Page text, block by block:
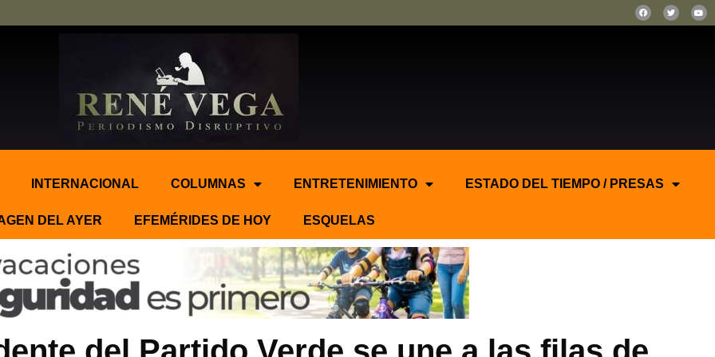
INTERNACIONAL COLUMNAS ENTRETENIMIENTO ESTADO DEL TIEMPO / PRESAS
DEL AYER EFEMÉRIDES DE HOY ESQUELAS